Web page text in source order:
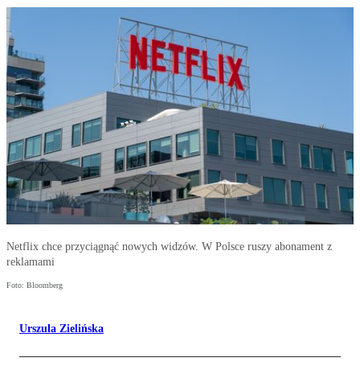
Netflix chce przyciągnąć nowych widzów. W Polsce ruszy abonament z
reklamami
Foto: Bloomberg
Urszula Zielińska